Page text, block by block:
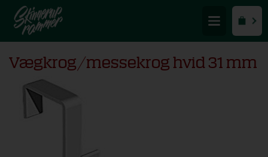
Vægkrog/messekrog hvid 31 mm